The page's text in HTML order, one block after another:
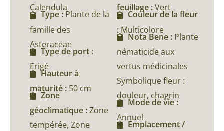
Calendula
Type : Plante de la
famille des
Asteraceae
Type de port :
Erigé
Hauteur à
maturité : 50 cm
Zone
géoclimatique :Zone
tempérée, Zone
feuillage :Vert
Couleur de la fleur
: Multicolore
Nota Bene : Plante
nématicide aux
vertus médicinales
Symbolique fleur :
douleur, chagrin
Mode de vie :
Annuel
Emplacement /